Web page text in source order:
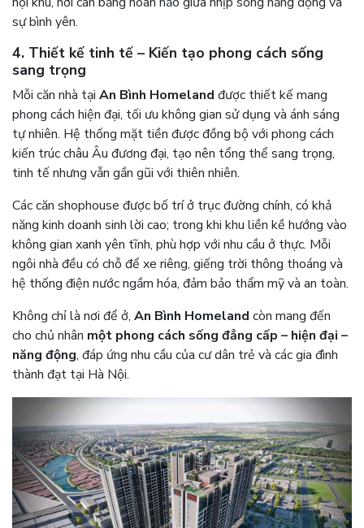
sự bình yên.
4. Thiết kế tinh tế – Kiến tạo phong cách sống
sang trọng
Mỗi căn nhà tại An Bình Homeland được thiết kế mang
phong cách hiện đại, tối ưu không gian sử dụng và ánh sáng
tự nhiên. Hệ thống mặt tiền được đồng bộ với phong cách
kiến trúc châu Âu đương đại, tạo nên tổng thể sang trọng,
tinh tế nhưng vẫn gần gũi với thiên nhiên.
Các căn shophouse được bố trí ở trục đường chính, có khả
năng kinh doanh sinh lời cao; trong khi khu liền kề hướng vào
không gian xanh yên tĩnh, phù hợp với nhu cầu ở thực. Mỗi
ngôi nhà đều có chỗ để xe riêng, giếng trời thông thoáng và
hệ thống điện nước ngầm hóa, đảm bảo thẩm mỹ và an toàn.
Không chỉ là nơi để ở, An Bình Homeland còn mang đến
cho chủ nhân một phong cách sống đẳng cấp – hiện đại –
năng động, đáp ứng nhu cầu của cư dân trẻ và các gia đình
thành đạt tại Hà Nội.